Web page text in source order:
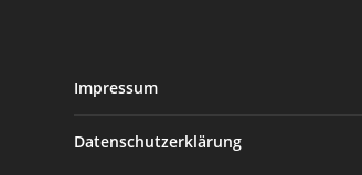
Impressum
Datenschutzerklärung